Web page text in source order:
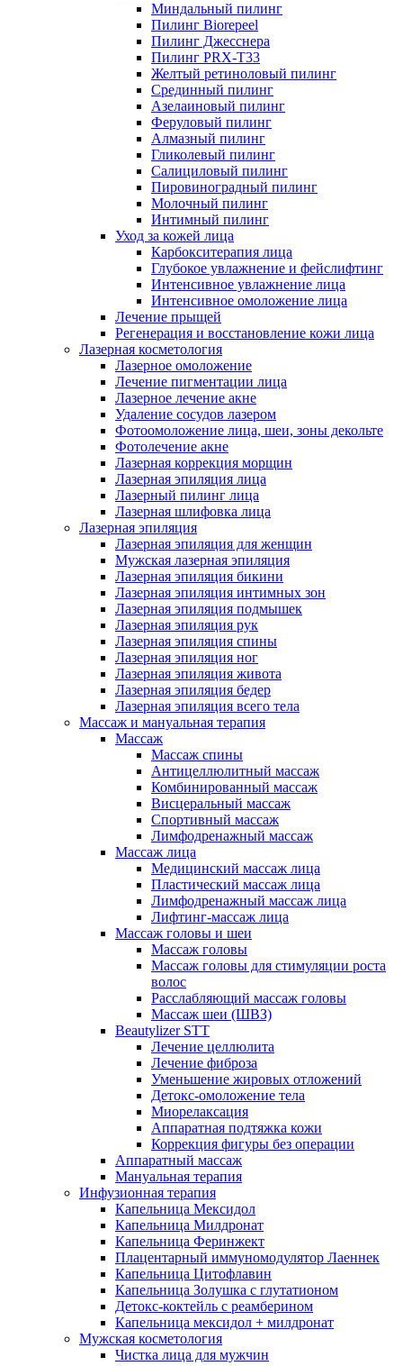
Миндальный пилинг
Пилинг Biorepeel
Пилинг Джесснера
Пилинг PRX-T33
Желтый ретиноловый пилинг
Срединный пилинг
Азелаиновый пилинг
Феруловый пилинг
Алмазный пилинг
Гликолевый пилинг
Салициловый пилинг
Пировиноградный пилинг
Молочный пилинг
Интимный пилинг
Уход за кожей лица
Карбокситерапия лица
Глубокое увлажнение и фейслифтинг
Интенсивное увлажнение лица
Интенсивное омоложение лица
Лечение прыщей
Регенерация и восстановление кожи лица
Лазерная косметология
Лазерное омоложение
Лечение пигментации лица
Лазерное лечение акне
Удаление сосудов лазером
Фотоомоложение лица, шеи, зоны декольте
Фотолечение акне
Лазерная коррекция морщин
Лазерная эпиляция лица
Лазерный пилинг лица
Лазерная шлифовка лица
Лазерная эпиляция
Лазерная эпиляция для женщин
Мужская лазерная эпиляция
Лазерная эпиляция бикини
Лазерная эпиляция интимных зон
Лазерная эпиляция подмышек
Лазерная эпиляция рук
Лазерная эпиляция спины
Лазерная эпиляция ног
Лазерная эпиляция живота
Лазерная эпиляция бедер
Лазерная эпиляция всего тела
Массаж и мануальная терапия
Массаж
Массаж спины
Антицеллюлитный массаж
Комбинированный массаж
Висцеральный массаж
Спортивный массаж
Лимфодренажный массаж
Массаж лица
Медицинский массаж лица
Пластический массаж лица
Лимфодренажный массаж лица
Лифтинг-массаж лица
Массаж головы и шеи
Массаж головы
Массаж головы для стимуляции роста
волос
Расслабляющий массаж головы
Массаж шеи (ШВЗ)
Beautylizer STT
Лечение целлюлита
Лечение фиброза
Уменьшение жировых отложений
Детокс-омоложение тела
Миорелаксация
Аппаратная подтяжка кожи
Коррекция фигуры без операции
Аппаратный массаж
Мануальная терапия
Инфузионная терапия
Капельница Мексидол
Капельница Милдронат
Капельница Феринжект
Плацентарный иммуномодулятор Лаеннек
Капельница Цитофлавин
Капельница Золушка с глутатионом
Детокс-коктейль с реамберином
Капельница мексидол + милдронат
Мужская косметология
Чистка лица для мужчин